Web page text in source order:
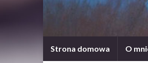
Strona domowa O